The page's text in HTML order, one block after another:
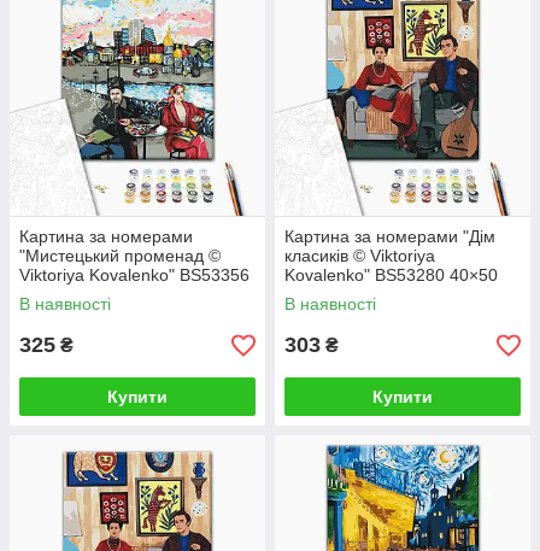
Картина за номерами
"Мистецький променад ©
Viktoriya Kovalenko" BS53356
40×50 см
В наявності
325 ₴
Купити
Картина за номерами "Дім
класиків © Viktoriya
Kovalenko" BS53280 40×50
см
В наявності
303 ₴
Купити